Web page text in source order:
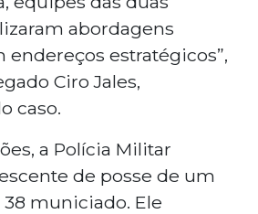
abordagens
estratégicos”,
Ciro Jales,
caso.
a Polícia Militar
de posse de um
municiado. Ele